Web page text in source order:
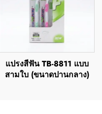
แปรงสีฟัน TB-8811 แบบ
สามใบ (ขนาดปานกลาง)